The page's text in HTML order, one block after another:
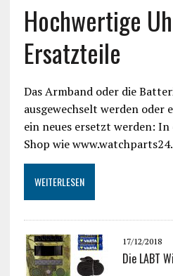
Hochwertige
Ersatzteile
Das Armband oder die
ausgewechselt werden oder
ein neues ersetzt werden:
Shop wie
WEITERLESEN
17/12/2018
Die LABT